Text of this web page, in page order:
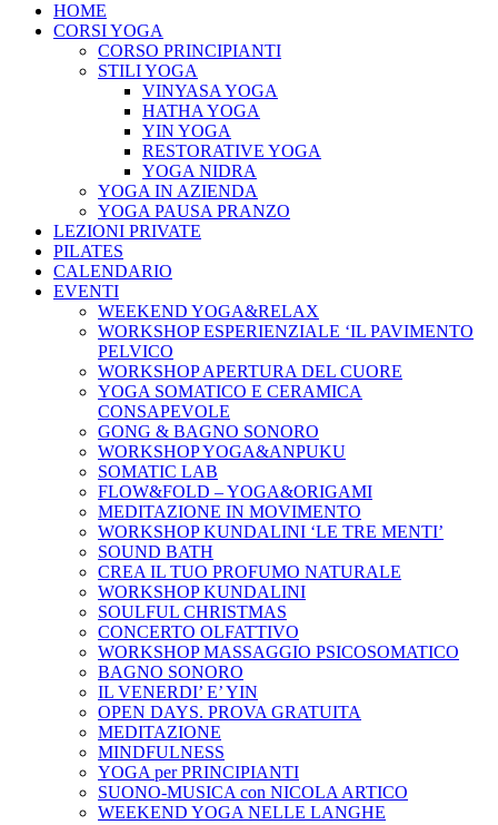
HOME
CORSI YOGA
CORSO PRINCIPIANTI
STILI YOGA
VINYASA YOGA
HATHA YOGA
YIN YOGA
RESTORATIVE YOGA
YOGA NIDRA
YOGA IN AZIENDA
YOGA PAUSA PRANZO
LEZIONI PRIVATE
PILATES
CALENDARIO
EVENTI
WEEKEND YOGA&RELAX
WORKSHOP ESPERIENZIALE ‘IL PAVIMENTO
PELVICO
WORKSHOP APERTURA DEL CUORE
YOGA SOMATICO E CERAMICA
CONSAPEVOLE
GONG & BAGNO SONORO
WORKSHOP YOGA&ANPUKU
SOMATIC LAB
FLOW&FOLD – YOGA&ORIGAMI
MEDITAZIONE IN MOVIMENTO
WORKSHOP KUNDALINI ‘LE TRE MENTI’
SOUND BATH
CREA IL TUO PROFUMO NATURALE
WORKSHOP KUNDALINI
SOULFUL CHRISTMAS
CONCERTO OLFATTIVO
WORKSHOP MASSAGGIO PSICOSOMATICO
BAGNO SONORO
IL VENERDI’ E’ YIN
OPEN DAYS. PROVA GRATUITA
MEDITAZIONE
MINDFULNESS
YOGA per PRINCIPIANTI
SUONO-MUSICA con NICOLA ARTICO
WEEKEND YOGA NELLE LANGHE